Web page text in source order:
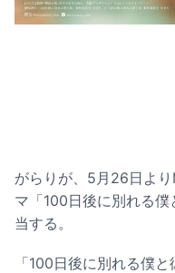
がらりが、5月26日よ
マ「100日後に別れる
当する。
「100⽇後に別れる僕